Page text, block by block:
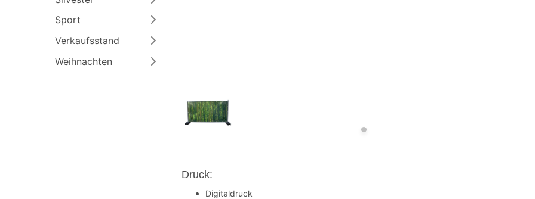
Sport
Verkaufsstand
Weihnachten
Druck:
Digitaldruck